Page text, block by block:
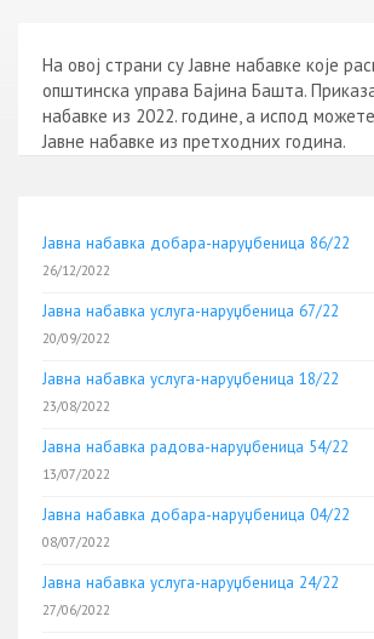
На овој страни су Јавне набавке које
општинска управа Бајина Башта.
набавке из 2022. године, а испод
Јавне набавке из претходних година.
Јавна набавка добара-наруџбеница 86/22
26/12/2022
Јавна набавка услуга-наруџбеница 67/22
20/09/2022
Јавна набавка услуга-наруџбеница 18/22
23/08/2022
Јавна набавка радова-наруџбеница 54/22
13/07/2022
Јавна набавка добара-наруџбеница 04/22
08/07/2022
Јавна набавка услуга-наруџбеница 24/22
27/06/2022